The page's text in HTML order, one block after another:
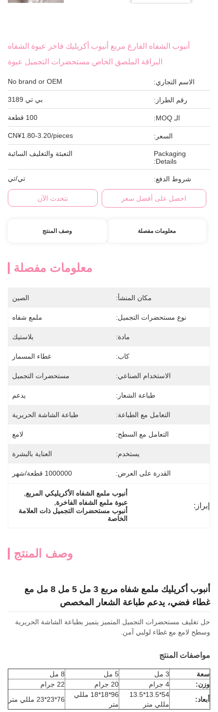
أنبوب الشفاه الفارغ مربع أنبوب أكريليك فاخر عبوة الشفاه
البراقة الملصق الخاص مستحضرات التجميل عبوة
الاسم التجاري: No brand or OEM
رقم الطراز: بي تي 3189
الـ MOQ: 100 قطعة
السعر: CN¥1.80-3.20/pieces
Packaging
Details:
التعبئة والتغليف السائبة
شروط الدفع: تي/تي
احصل على أفضل سعر نتحدث الآن
معلومات مفصلة وصف المنتج
معلومات مفصلة
مكان المنشأ: الصين
نوع مستحضرات التجميل: ملمع شفاه
مادة: بلاستيك
كاب: غطاء المسمار
الاستخدام الصناعي: مستحضرات التجميل
طباعة الشعار: يدعم
التعامل مع الطباعة: طباعة الشاشة الحريرية
التعامل مع السطح: لامع
يستخدم: العناية بالبشرة
القدرة على العرض: 1000000 قطعة/شهر
إبراز:
أنبوب ملمع الشفاه الأكريليكي المربع,
عبوة ملمع الشفاه الفاخرة,
الخاصة
وصف المنتج
أنبوب أكريليك ملمع شفاه مربع 3 مل 5 مل 8 مل مع
غطاء فضي، يدعم طباعة الشعار المخصص
حل تغليف مستحضرات التجميل المتميز يتميز بطباعة الشاشة الحريرية
وسطح لامع مع غطاء لولبي آمن.
مواصفات المنتج
سعة 3 مل 5 مل
8 مل
وزن:
4 جرام 20 جرام
22 جرام
أبعاد:
54*13.5*13.5
مللي متر
96*18*18 مللي
متر
76*23*23 مللي متر